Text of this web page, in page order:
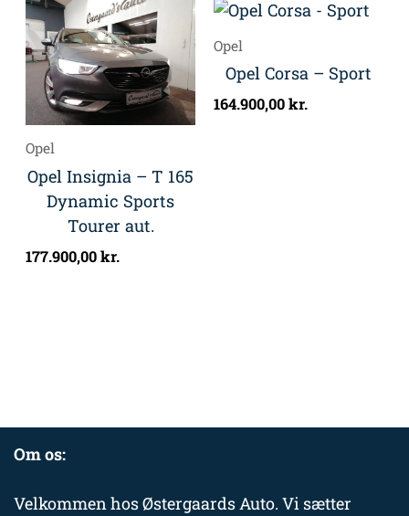
Opel
Opel Insignia – T 165
Dynamic Sports
Tourer aut.
177.900,00kr.
Opel
Opel Corsa – Sport
164.900,00kr.
Om os:
Velkommen hos Østergaards Auto. Vi sætter